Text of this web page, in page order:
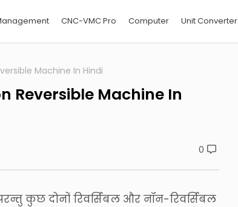
CNC-VMC Pro Computer Unit Converter
Machine In Hindi
Reversible Machine In
0
कुछ दोनों रिवर्सिबल और नॉन-रिवर्सिबल